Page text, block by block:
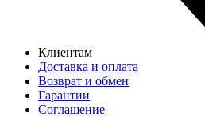
Клиентам
Доставка и оплата
Возврат и обмен
Гарантии
Соглашение